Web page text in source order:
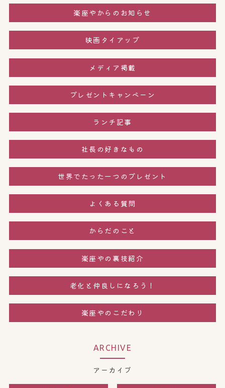
楽座やからのお知らせ
映画タイアップ
メディア掲載
プレゼントキャンペーン
ランチ記事
社長の好きなもの
世界でたった一つのプレゼント
よくある質問
からだのこと
楽座やの裏技紹介
老化と仲良しになろう！
楽座やのこだわり
ARCHIVE
アーカイブ